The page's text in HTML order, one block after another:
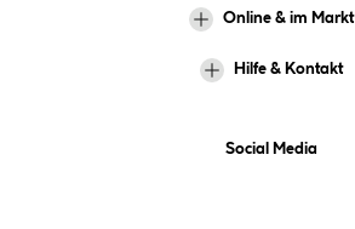
Online & im Markt
Hilfe & Kontakt
Social Media